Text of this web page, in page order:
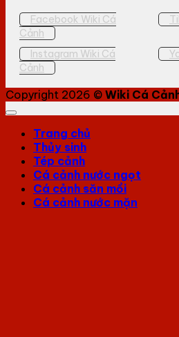
Facebook Wiki Cá
Cảnh
Instagram Wiki Cá
Cảnh
Copyright 2026 © Wiki Cá
Trang chủ
Thủy sinh
Tép cảnh
Cá cảnh nước ngọt
Cá cảnh săn mồi
Cá cảnh nước mặn